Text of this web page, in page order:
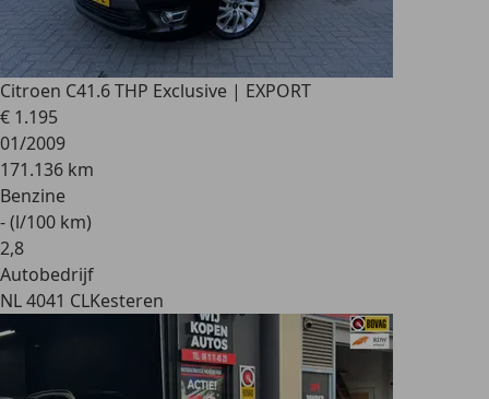
Citroen C41.6 THP Exclusive | EXPORT
€ 1.195
01/2009
171.136 km
Benzine
- (l/100 km)
2,8
Autobedrijf
NL 4041 CLKesteren